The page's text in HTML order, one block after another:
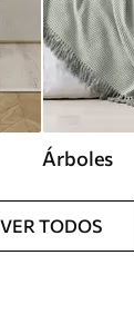
Árboles
VER TODOS